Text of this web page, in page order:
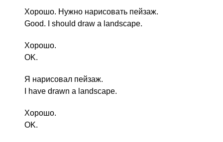
Хорошо. Нужно нарисовать пейзаж.
Good. I should draw a landscape.
Хорошо.
OK.
Я нарисовал пейзаж.
I have drawn a landscape.
Хорошо.
OK.